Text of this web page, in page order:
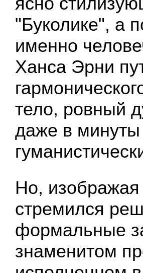
"Буколике", а
именно
Ханса Эрни
тело, ровный
даже в минуты
Но,
стремился
формальные
знаменитом